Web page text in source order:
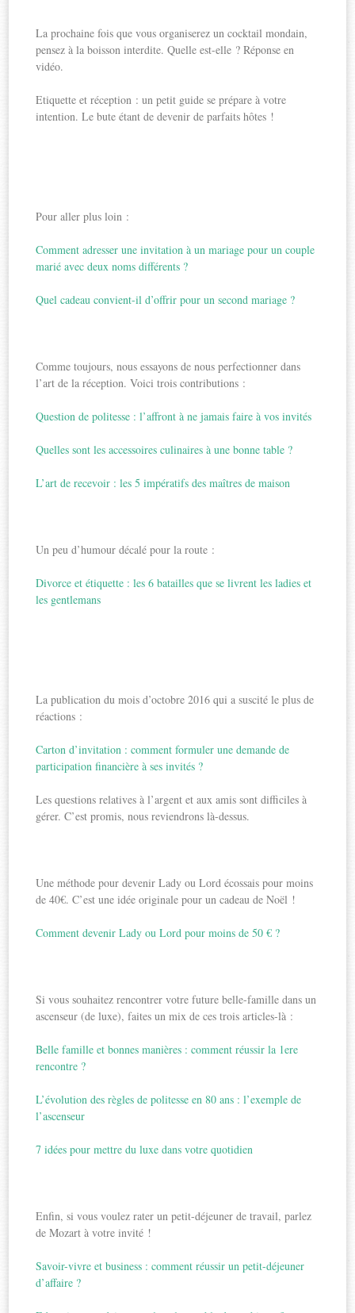
La prochaine fois que vous organiserez un cocktail mondain,
pensez à la boisson interdite. Quelle est-elle ? Réponse en
vidéo.
Etiquette et réception : un petit guide se prépare à votre
intention. Le bute étant de devenir de parfaits hôtes !
Pour aller plus loin :
Comment adresser une invitation à un mariage pour un couple
marié avec deux noms différents ?
Quel cadeau convient-il d’offrir pour un second mariage ?
Comme toujours, nous essayons de nous perfectionner dans
l’art de la réception. Voici trois contributions :
Question de politesse : l’affront à ne jamais faire à vos invités
Quelles sont les accessoires culinaires à une bonne table ?
L’art de recevoir : les 5 impératifs des maîtres de maison
Un peu d’humour décalé pour la route :
Divorce et étiquette : les 6 batailles que se livrent les ladies et
les gentlemans
La publication du mois d’octobre 2016 qui a suscité le plus de
réactions :
Carton d’invitation : comment formuler une demande de
participation financière à ses invités ?
Les questions relatives à l’argent et aux amis sont difficiles à
gérer. C’est promis, nous reviendrons là-dessus.
Une méthode pour devenir Lady ou Lord écossais pour moins
de 40€. C’est une idée originale pour un cadeau de Noël !
Comment devenir Lady ou Lord pour moins de 50 € ?
Si vous souhaitez rencontrer votre future belle-famille dans un
ascenseur (de luxe), faites un mix de ces trois articles-là :
Belle famille et bonnes manières : comment réussir la 1ere
rencontre ?
L’évolution des règles de politesse en 80 ans : l’exemple de
l’ascenseur
7 idées pour mettre du luxe dans votre quotidien
Enfin, si vous voulez rater un petit-déjeuner de travail, parlez
de Mozart à votre invité !
Savoir-vivre et business : comment réussir un petit-déjeuner
d’affaire ?